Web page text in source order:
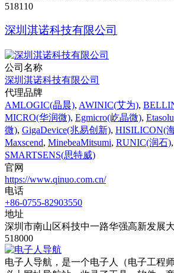
518110
深圳淇诺科技有限公司
公司名称
深圳淇诺科技有限公司
代理品牌
AMLOGIC(晶晨), AWINIC(艾为),
MICRO(华润微), Egmicro(屹晶微),
微), GigaDevice(兆易创新), HISILICON(
Maxscend, MinebeaMitsumi, RUNIC(润石),
SMARTSENS(思特威)
官网
https://www.qinuo.com.cn/
电话
+86-0755-82903550
地址
深圳市南山区科技中一路华强高新发展
518000
电子人导航，是一个电子人（电子工程